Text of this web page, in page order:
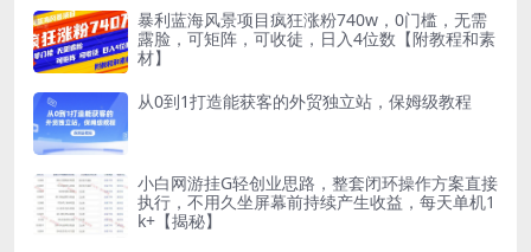
暴利蓝海风景项目疯狂涨粉740w，0门槛，无需
露脸，可矩阵，可收徒，日入4位数【附教程和素
材】
从0到1打造能获客的外贸独立站，保姆级教程
小白网游挂G轻创业思路，整套闭环操作方案直接
执行，不用久坐屏幕前持续产生收益，每天单机1
k+【揭秘】